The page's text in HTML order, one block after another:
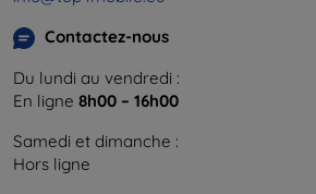
Contactez-nous
Du lundi au vendredi :
En ligne 8h00 – 16h00
Samedi et dimanche :
Hors ligne